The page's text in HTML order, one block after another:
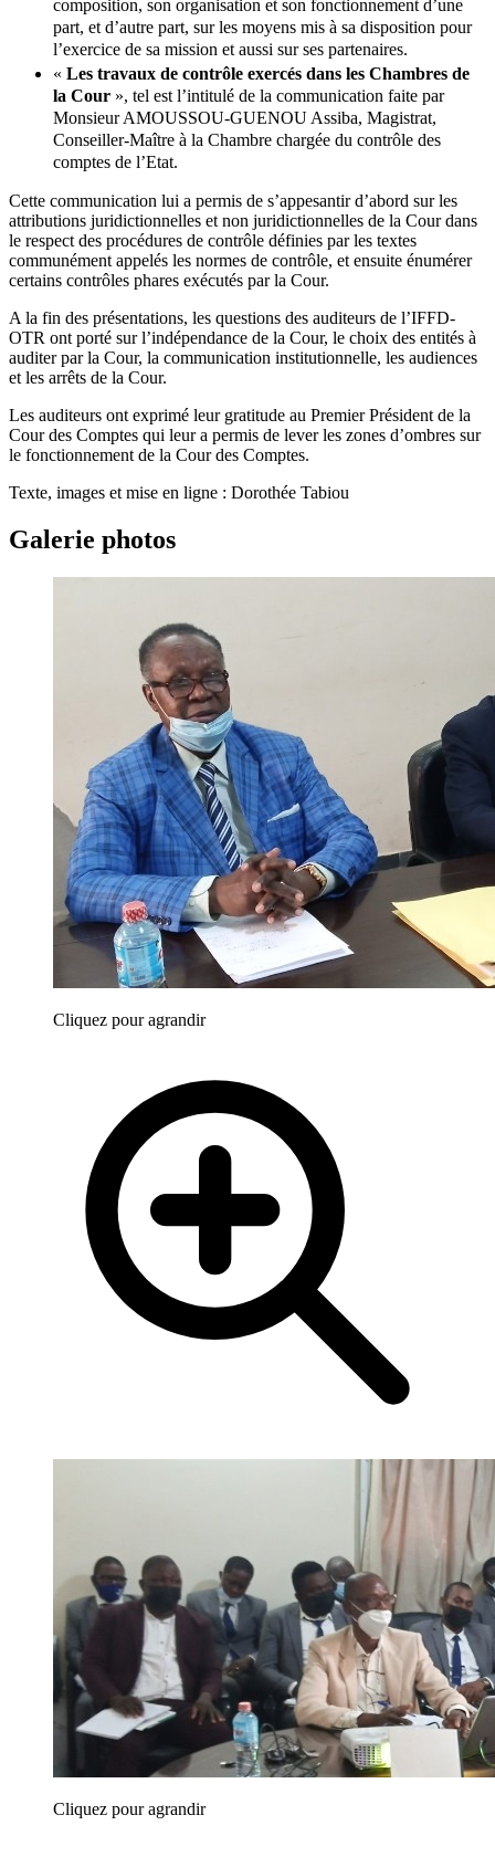
composition, son organisation et son fonctionnement d’une
part, et d’autre part, sur les moyens mis à sa disposition pour
l’exercice de sa mission et aussi sur ses partenaires.
« Les travaux de contrôle exercés dans les Chambres de
la Cour », tel est l’intitulé de la communication faite par
Monsieur AMOUSSOU-GUENOU Assiba, Magistrat,
Conseiller-Maître à la Chambre chargée du contrôle des
comptes de l’Etat.
Cette communication lui a permis de s’appesantir d’abord sur les
attributions juridictionnelles et non juridictionnelles de la Cour dans
le respect des procédures de contrôle définies par les textes
communément appelés les normes de contrôle, et ensuite énumérer
certains contrôles phares exécutés par la Cour.
A la fin des présentations, les questions des auditeurs de l’IFFD-
OTR ont porté sur l’indépendance de la Cour, le choix des entités à
auditer par la Cour, la communication institutionnelle, les audiences
et les arrêts de la Cour.
Les auditeurs ont exprimé leur gratitude au Premier Président de la
Cour des Comptes qui leur a permis de lever les zones d’ombres sur
le fonctionnement de la Cour des Comptes.
Texte, images et mise en ligne : Dorothée Tabiou
Galerie photos
Cliquez pour agrandir
Cliquez pour agrandir